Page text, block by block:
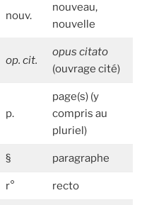
nouv.
nouveau,
nouvelle
op. cit.
opus citato
(ouvrage cité)
p.
page(s) (y
compris au
pluriel)
§ paragraphe
r° recto